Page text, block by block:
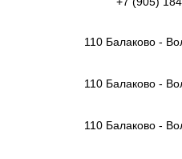
110 Балаково -
110 Балаково -
110 Балаково -